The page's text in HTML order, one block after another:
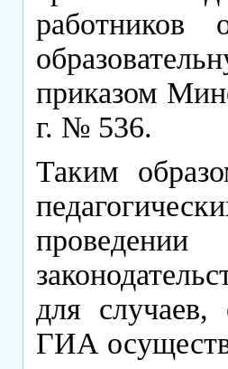
работников
приказом
г. № 536.
Таким
для случаев,
ГИА